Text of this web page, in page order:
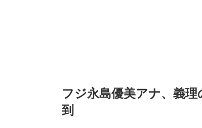
フジ永島優美アナ、義
到